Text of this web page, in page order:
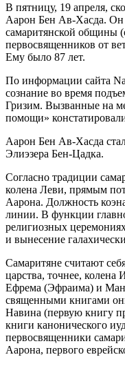
В пятницу, 19 апреля,
Аарон Бен Ав-Хасда.
самаритянской общины
первосвященников от
Ему было 87 лет.
По информации сайта
сознание во время
Гризим. Вызванные на
помощи»
Аарон Бен Ав-Хасда
Элиэзера Бен-Цадка.
Согласно традиции
колена Леви, прямым
Аарона. Должность
линии. В функции
религиозных
и вынесение
Самаритяне считают
царства, точнее, колена
Ефрема (Эфраима) и
священными книгами
Навина (первую книгу
книги канонического
первосвященники
Аарона, первого